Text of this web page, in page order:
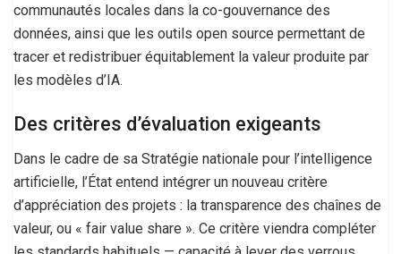
communautés locales dans la co-gouvernance des
données, ainsi que les outils open source permettant de
tracer et redistribuer équitablement la valeur produite par
les modèles d’IA.
Des critères d’évaluation exigeants
Dans le cadre de sa Stratégie nationale pour l’intelligence
artificielle, l’État entend intégrer un nouveau critère
d’appréciation des projets : la transparence des chaînes de
valeur, ou « fair value share ». Ce critère viendra compléter